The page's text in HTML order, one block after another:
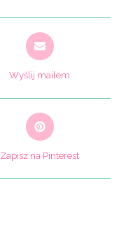
Opens
in
new
window
Wyślij mailem
Opens
in
window
Zapisz na Pinterest